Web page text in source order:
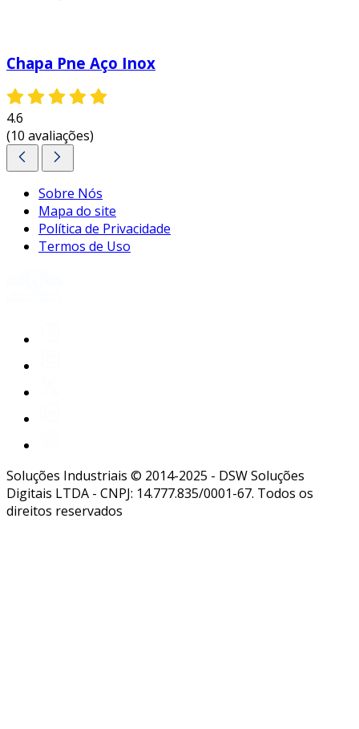
Chapa Pne Aço Inox
4.6
(10 avaliações)
Sobre Nós
Mapa do site
Política de Privacidade
Termos de Uso
Soluções Industriais © 2014-2025 - DSW Soluções
Digitais LTDA - CNPJ: 14.777.835/0001-67. Todos os
direitos reservados